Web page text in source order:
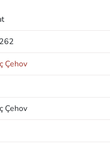
Çehov
Çehov